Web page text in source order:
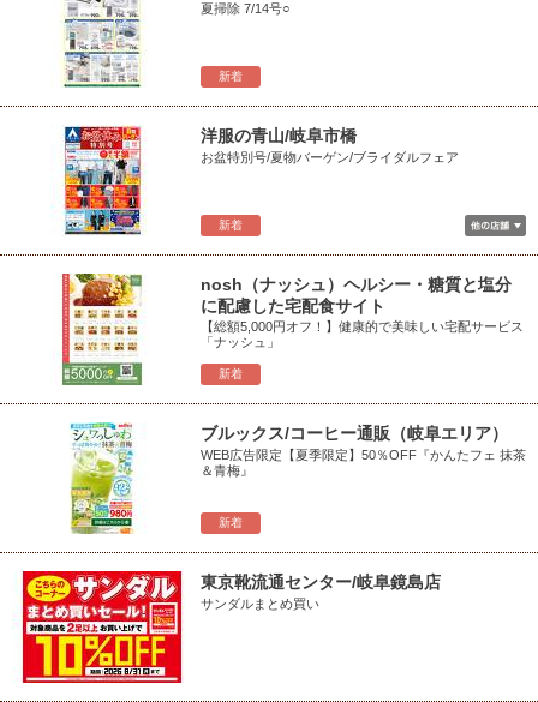
新着
夏掃除 7/14号○
新着
洋服の青山/岐阜市橋
お盆特別号/夏物バーゲン/ブライダルフェア
新着
nosh（ナッシュ）ヘルシー・糖質と塩分
に配慮した宅配食サイト
【総額5,000円オフ！】健康的で美味しい宅配サービス
「ナッシュ」
新着
ブルックス/コーヒー通販（岐阜エリア）
WEB広告限定【夏季限定】50％OFF『かんたフェ 抹茶
＆青梅』
東京靴流通センター/岐阜鏡島店
サンダルまとめ買い